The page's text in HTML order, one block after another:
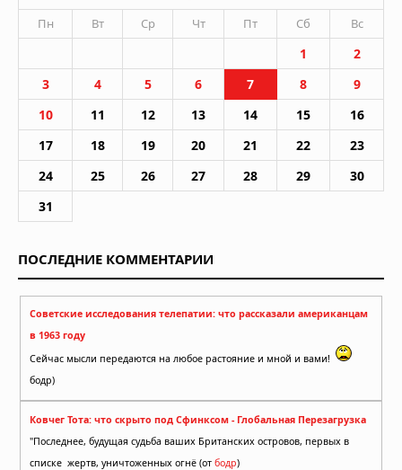
Пн
Вт Ср Чт Пт Сб Вс
1
2
3
4 5 6 7 8
9
10
11 12 13 14 15
16
17
18 19 20 21 22
23
24
25 26 27 28 29
30
31
ПОСЛЕДНИЕ КОММЕНТАРИИ
Советские исследования телепатии: что рассказали американцам
в 1963 году
Сейчас мысли передаются на любое растояние и мной и вами!
бодр)
Ковчег Тота: что скрыто под Сфинксом - Глобальная Перезагрузка
"Последнее, будущая судьба ваших Британских островов, первых в
списке жертв, уничтоженных огнё (от бодр)